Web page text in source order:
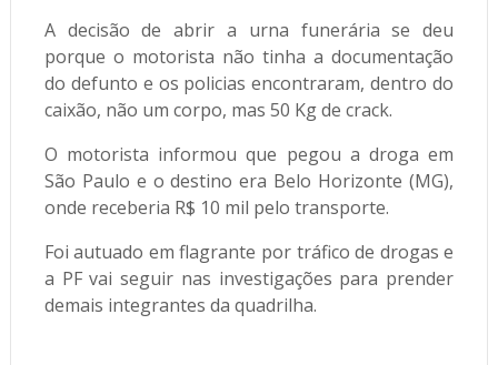
A decisão de abrir a urna funerária se deu
porque o motorista não tinha a documentação
do defunto e os policias encontraram, dentro do
caixão, não um corpo, mas 50 Kg de crack.
O motorista informou que pegou a droga em
São Paulo e o destino era Belo Horizonte (MG),
onde receberia R$ 10 mil pelo transporte.
Foi autuado em flagrante por tráfico de drogas e
a PF vai seguir nas investigações para prender
demais integrantes da quadrilha.